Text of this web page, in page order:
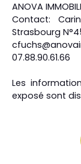
ANOVA
Contact:
Strasbourg
07.88.90.61.66
Les
exposé sont